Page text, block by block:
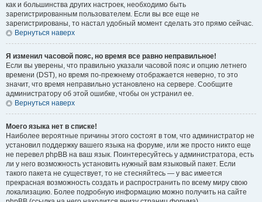
как и большинства других настроек, необходимо быть
зарегистрированным пользователем. Если вы все еще не
зарегистрированы, то настал удобный момент сделать это прямо сейчас.
Вернуться наверх
Я изменил часовой пояс, но время все равно неправильное!
Если вы уверены, что правильно указали часовой пояс и опцию летнего
времени (DST), но время по-прежнему отображается неверно, то это
значит, что время неправильно установлено на сервере. Сообщите
администратору об этой ошибке, чтобы он устранил ее.
Вернуться наверх
Моего языка нет в списке!
Наиболее вероятные причины этого состоят в том, что администратор не
установил поддержку вашего языка на форуме, или же просто никто еще
не перевел phpBB на ваш язык. Поинтересуйтесь у администратора, есть
ли у него возможность установить нужный вам языковый пакет. Если
такого пакета не существует, то не стесняйтесь — у вас имеется
прекрасная возможность создать и распространить по всему миру свою
локализацию. Более подробную информацию можно получить на сайте